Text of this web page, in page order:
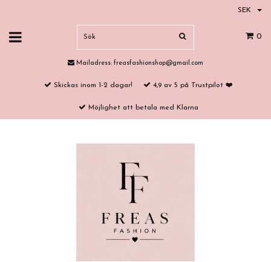
SEK
0
Mailadress: freasfashionshop@gmail.com
Skickas inom 1-2 dagar! 4,9 av 5 på Trustpilot ❤️
Möjlighet att betala med Klarna